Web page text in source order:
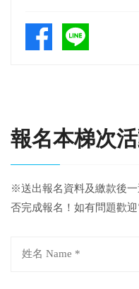
報名本梯次
※送出報名資料及繳款後
否完成報名！如有問題歡迎